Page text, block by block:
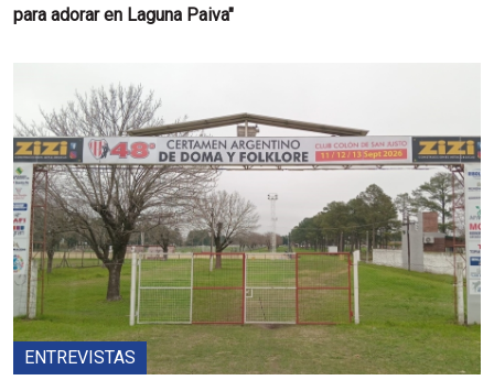
para adorar en Laguna Paiva"
ENTREVISTAS